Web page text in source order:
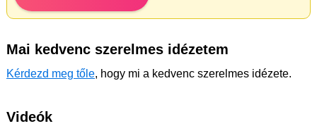
Mai kedvenc szerelmes idézetem
Kérdezd meg tőle, hogy mi a kedvenc szerelmes idézete.
Videók